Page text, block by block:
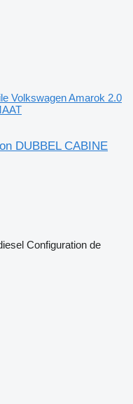
Volkswagen Amarok 2.0
DUBBEL CABINE
Configuration de